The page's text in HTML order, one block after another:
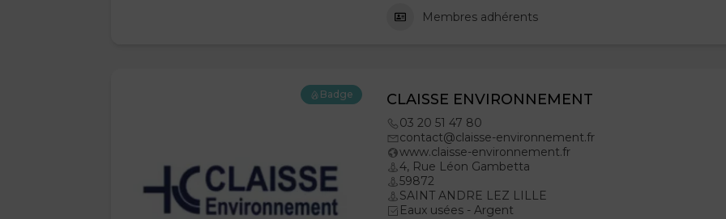
Membres adhérents
Badge CLAISSE ENVIRONNEMENT
03 20 51 47 80
contact@claisse-environnement.fr
www.claisse-environnement.fr
4, Rue Léon Gambetta
59872
SAINT ANDRE LEZ LILLE
Eaux usées - Argent